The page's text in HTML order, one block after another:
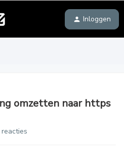
Inloggen
omzetten naar https